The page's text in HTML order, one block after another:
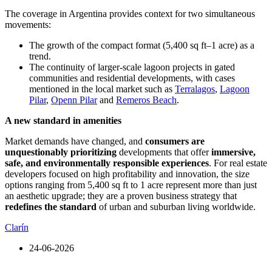
The coverage in Argentina provides context for two simultaneous
movements:
The growth of the compact format (5,400 sq ft–1 acre) as a
trend.
The continuity of larger-scale lagoon projects in gated
communities and residential developments, with cases
mentioned in the local market such as Terralagos, Lagoon
Pilar, Openn Pilarand Remeros Beach.
A new standard in amenities
Market demands have changed, and consumers are
unquestionably prioritizing developments that offerimmersive,
safe, and environmentally responsible experiences. For real estate
developers focused on high profitability and innovation, the size
options ranging from 5,400 sq ft to 1 acre represent more than just
an aesthetic upgrade; they are a proven business strategy that
redefines the standard of urban and suburban living worldwide.
Clarín
24-06-2026